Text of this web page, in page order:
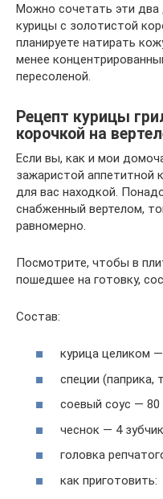
Можно сочетать эти два
курицы с золотистой
планируете натирать
менее
пересоленой.
Рецепт курицы
корочкой на
Если вы, как и мои
зажаристой аппетитной
для вас находкой.
снабженный вертелом,
равномерно.
Посмотрите, чтобы в
пошедшее на готовку,
Состав:
курица целиком
специи (паприка,
соевый соус — 80
чеснок — 4
головка
как приготовить: